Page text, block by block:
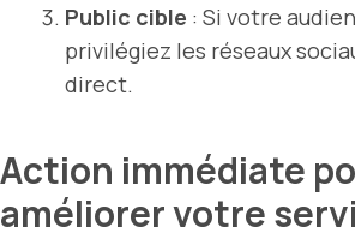
Public cible : Si votre
privilégiez les réseaux
direct.
Action immédiate
améliorer votre